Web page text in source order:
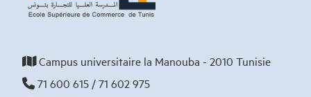
Campus universitaire la Manouba - 2010 Tunisie
71 600 615 / 71 602 975